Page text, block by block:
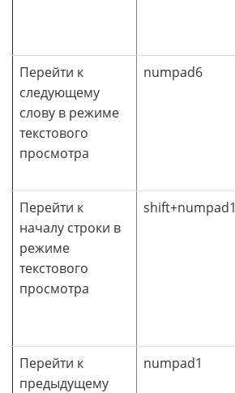
Перейти к
следующему
слову в режиме
текстового
просмотра
numpad6
Перейти к
началу строки в
режиме
текстового
просмотра
shift+numpad1
Перейти к
предыдущему
numpad1